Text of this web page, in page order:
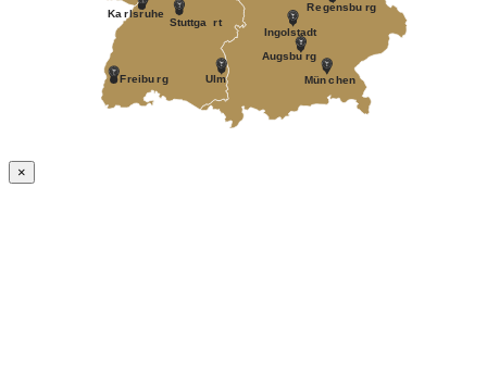
Ulm Mün chen
Augsbu rg
Ingolstadt
Regensbu rg
Stuttga rt
Freibu rg
Karlsruhe
×